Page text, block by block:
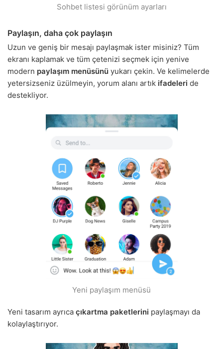
Sohbet listesi görünüm ayarları
Paylaşın, daha çok paylaşın
Uzun ve geniş bir mesajı paylaşmak ister misiniz? Tüm
ekranı kaplamak ve tüm çetenizi seçmek için yenive
modern paylaşım menüsünü yukarı çekin. Ve kelimelerde
yetersizseniz üzülmeyin, yorum alanı artık ifadeleri de
destekliyor.
Yeni paylaşım menüsü
Yeni tasarım ayrıca çıkartma paketlerini paylaşmayı da
kolaylaştırıyor.